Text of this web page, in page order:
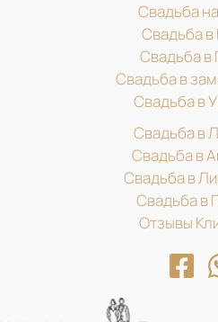
Свадьба
Свадьба в
Свадьба в
Свадьба в
Свадьба в
Свадьба в
Свадьба в
Свадьба в
Свадьба в
Отзывы